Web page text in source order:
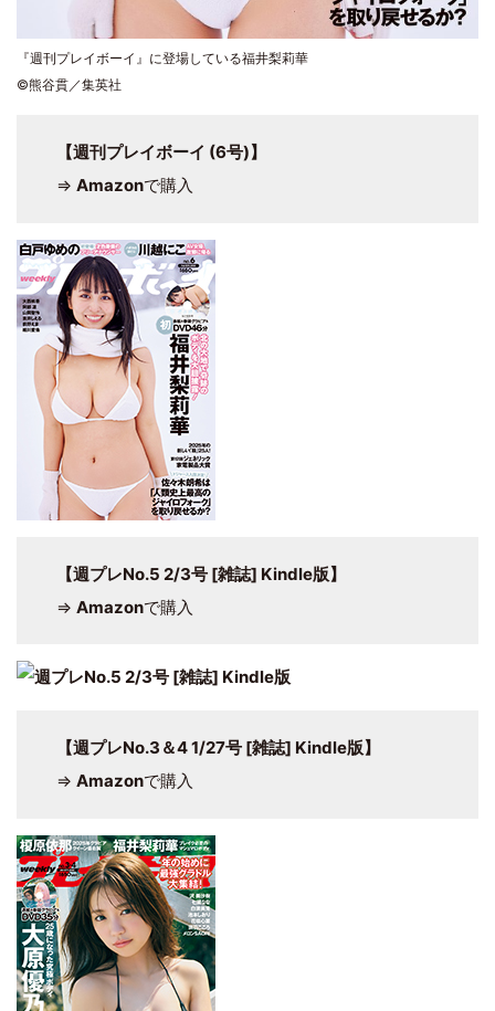
『週刊プレイボーイ』に登場している福井梨莉華
©熊谷貫／集英社
【週刊プレイボーイ (6号)】
⇒ Amazonで購入
【週プレNo.5 2/3号 [雑誌] Kindle版】
⇒ Amazonで購入
【週プレNo.3＆4 1/27号 [雑誌] Kindle版】
⇒ Amazonで購入